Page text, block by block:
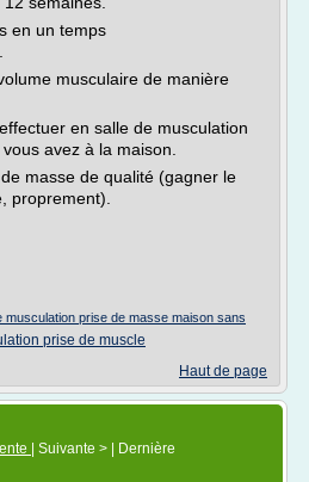
en un temps
musculaire de manière
en salle de musculation
avez à la maison.
masse de qualité (gagner le
proprement).
musculation prise de masse maison sans
prise de muscle
Haut de page
| Suivante > | Dernière